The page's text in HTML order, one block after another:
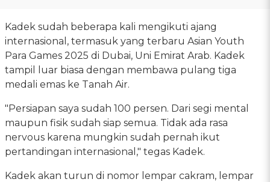
Kadek sudah beberapa kali mengikuti ajang
internasional, termasuk yang terbaru Asian Youth
Para Games 2025 di Dubai, Uni Emirat Arab. Kadek
tampil luar biasa dengan membawa pulang tiga
medali emas ke Tanah Air.
"Persiapan saya sudah 100 persen. Dari segi mental
maupun fisik sudah siap semua. Tidak ada rasa
nervous karena mungkin sudah pernah ikut
pertandingan internasional," tegas Kadek.
Kadek akan turun di nomor lempar cakram, lempar